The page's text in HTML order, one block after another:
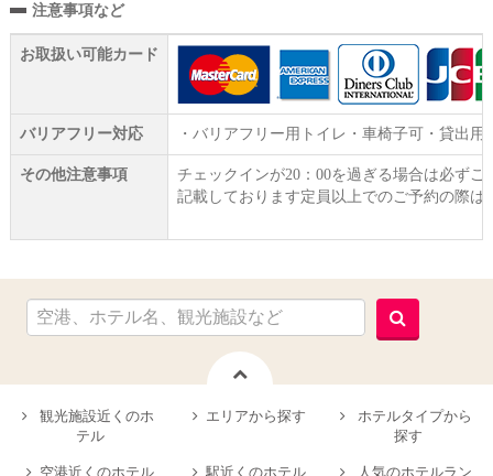
注意事項など
お取扱い可能カード
バリアフリー対応 ・バリアフリー用トイレ・車椅子可・貸出
その他注意事項
チェックインが20：00を過ぎる場合は必ず
記載しております定員以上でのご予約の際
観光施設近くのホ
テル
エリアから探す
ホテルタイプから
探す
空港近くのホテル 駅近くのホテル 人気のホテルラン